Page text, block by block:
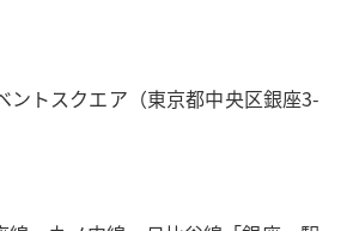
ントスクエア（東京都中央区銀座3-